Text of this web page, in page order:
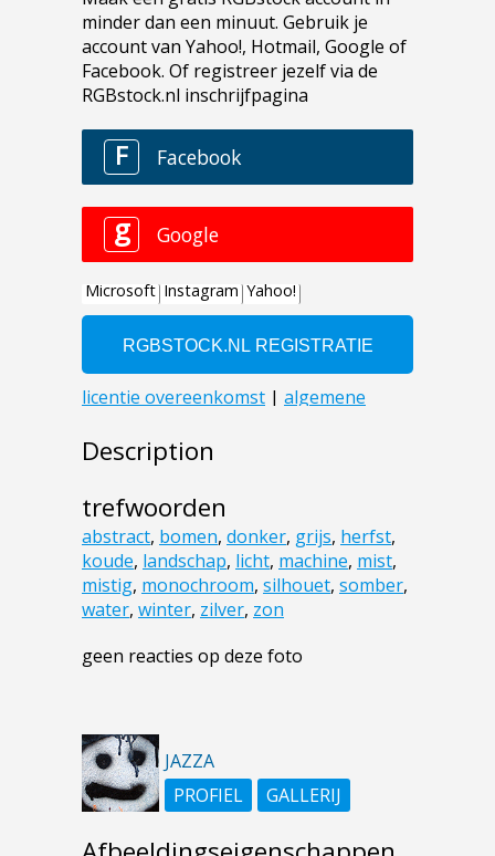
Description
trefwoorden
abstract, bomen, donker, grijs, herfst,
koude, landschap, licht, machine, mist,
mistig, monochroom, silhouet, somber,
water, winter, zilver, zon
geen reacties op deze foto
JAZZA
PROFIEL
GALLERIJ